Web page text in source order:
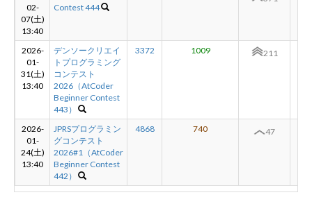
02-
07(土)
13:40
Contest 444
2026-
01-
31(土)
13:40
デンソークリエイ
トプログラミング
コンテスト
2026（AtCoder
Beginner Contest
443）
3372 1009 211
2026-
01-
24(土)
13:40
JPRSプログラミン
グコンテスト
2026#1（AtCoder
Beginner Contest
442）
4868 740 47